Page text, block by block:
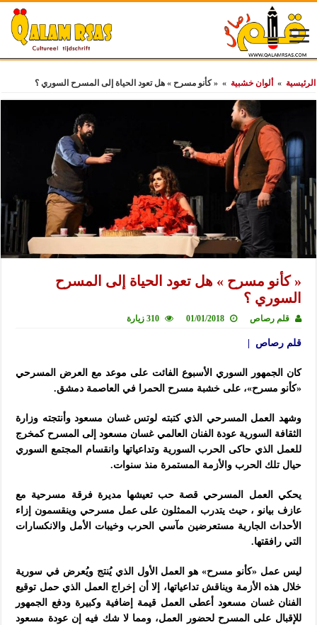
الرئيسية » ألوان خشبية » « كأنو مسرح » هل تعود الحياة إلى المسرح السوري ؟
« كأنو مسرح » هل تعود الحياة إلى المسرح
السوري ؟
قلم رصاص 01/01/2018 310 زيارة
قلم رصاص |
كان الجمهور السوري الأسبوع الفائت على موعد مع العرض المسرحي
«كأنو مسرح»، على خشبة مسرح الحمرا في العاصمة دمشق.
وشهد العمل المسرحي الذي كتبته لوتس غسان مسعود وأنتجته وزارة
الثقافة السورية عودة الفنان العالمي غسان مسعود إلى المسرح كمخرج
للعمل الذي حاكى الحرب السورية وتداعياتها وانقسام المجتمع السوري
حيال تلك الحرب والأزمة المستمرة منذ سنوات.
يحكي العمل المسرحي قصة حب تعيشها مديرة فرقة مسرحية مع
عازف بيانو ، حيث يتدرب الممثلون على عمل مسرحي وينقسمون إزاء
الأحداث الجارية مستعرضين مآسي الحرب وخيبات الأمل والانكسارات
التي رافقتها.
ليس عمل «كأنو مسرح» هو العمل الأول الذي يُنتج ويُعرض في سورية
خلال هذه الأزمة ويناقش تداعياتها، إلا أن إخراج العمل الذي حمل توقيع
الفنان غسان مسعود أعطى العمل قيمة إضافية وكبيرة ودفع الجمهور
للإقبال على المسرح لحضور العمل، ومما لا شك فيه إن عودة مسعود